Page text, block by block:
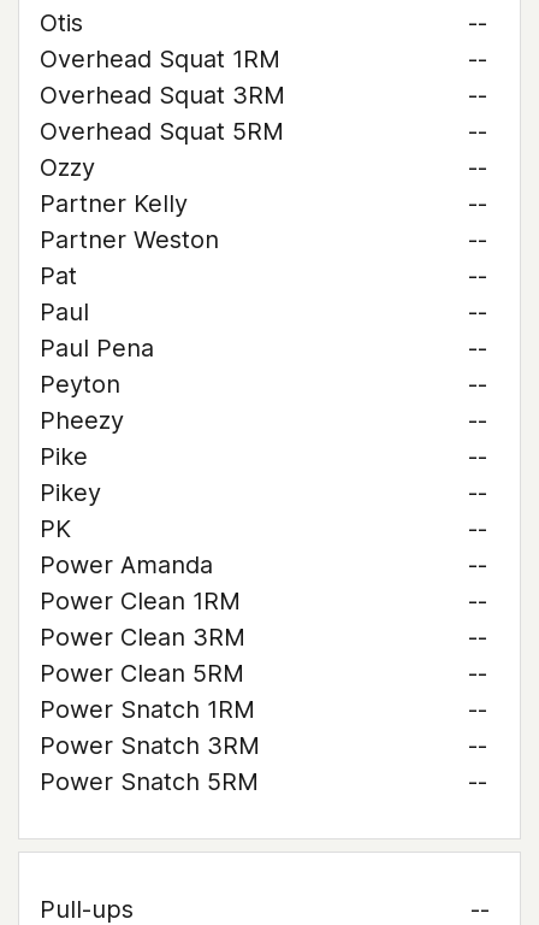
Otis
--
Overhead Squat 1RM
--
Overhead Squat 3RM
--
Overhead Squat 5RM
--
Ozzy
--
Partner Kelly
--
Partner Weston
--
Pat
--
Paul
--
Paul Pena
--
Peyton
--
Pheezy
--
Pike
--
Pikey
--
PK
--
Power Amanda
--
Power Clean 1RM
--
Power Clean 3RM
--
Power Clean 5RM
--
Power Snatch 1RM
--
Power Snatch 3RM
--
Power Snatch 5RM
--
Pull-ups
--